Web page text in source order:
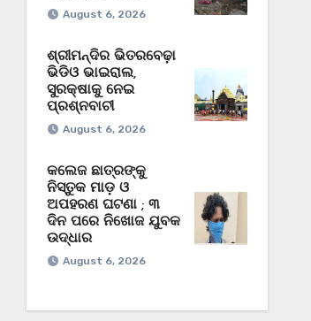
August 6, 2026
ଶ୍ରୀମନ୍ଦିର ଭିତରବେଢ଼ା
ଭିଡିଓ ଭାଇରାଲ,
ସୁରକ୍ଷାକୁ ନେଇ
ପ୍ରଶ୍ନବାଚୀ
August 6, 2026
କଲେଜ ଛାତ୍ରଙ୍କୁ
ନିସ୍ତୁକ ମାଡ଼ ଓ
ଅପହରଣ ଘଟଣା ; ୩
ଦିନ ପରେ ନିଖୋଜ ଯୁବକ
ଉଦ୍ଧାର
August 6, 2026